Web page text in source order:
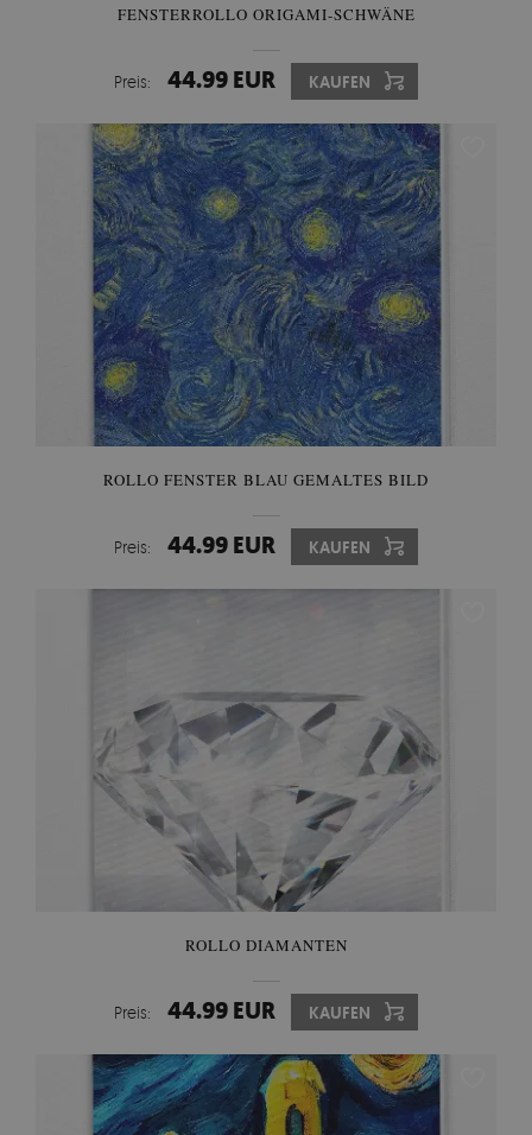
FENSTERROLLO ORIGAMI-SCHWÄNE
Preis: 44.99 EUR KAUFEN
ROLLO FENSTER BLAU GEMALTES BILD
Preis: 44.99 EUR KAUFEN
ROLLO DIAMANTEN
Preis: 44.99 EUR KAUFEN